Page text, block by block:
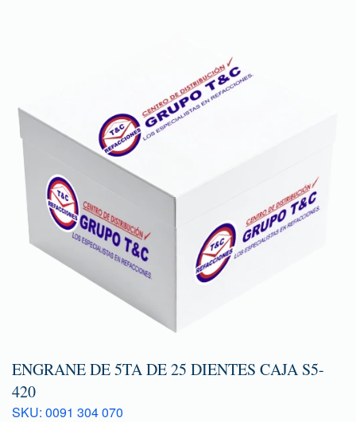
ENGRANE DE 5TA DE 25 DIENTES CAJA S5-
420
SKU: 0091 304 070